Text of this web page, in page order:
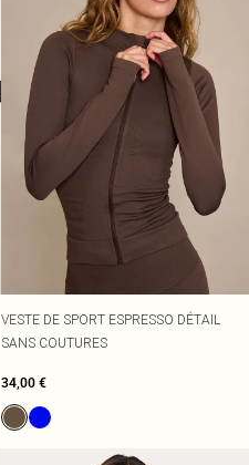
VESTE DE SPORT ESPRESSO DÉTAIL
SANS COUTURES
34,00 €